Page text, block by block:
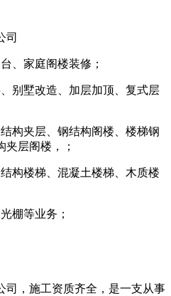
司
、家庭阁楼装修；
别墅改造、加层加顶、复式层
构夹层、钢结构阁楼、楼梯钢
层阁楼，；
构楼梯、混凝土楼梯、木质楼
棚等业务；
司，施工资质齐全，是一支从事